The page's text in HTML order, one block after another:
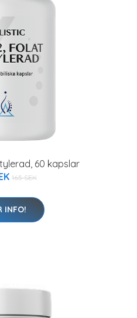
60 kapslar
165 SEK
INFO!